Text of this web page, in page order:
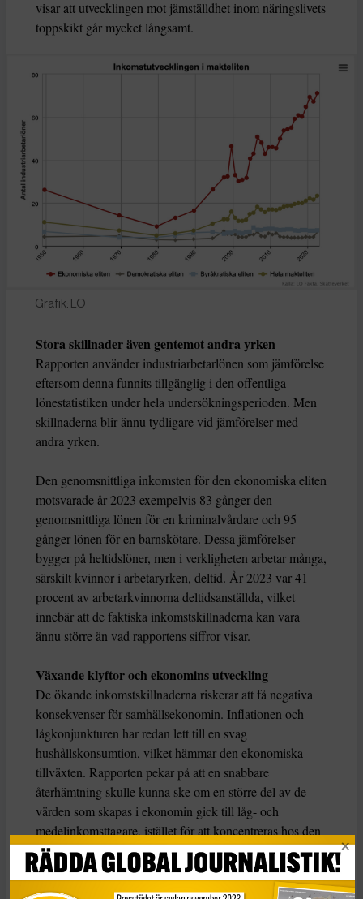
visar att utvecklingen mot jämställdhet inom näringslivets
toppskikt går mycket långsamt.
Grafik: LO
Stora skillnader även gentemot andra yrken
Rapporten använder industriarbetarlönen som jämförelse
eftersom denna funnits tillgänglig i den offentliga
lönestatistiken under hela undersökningsperioden. Men
skillnaderna blir ännu tydligare vid jämförelser med
andra yrken.
Den genomsnittliga inkomsten för den ekonomiska eliten
motsvarade år 2023 exempelvis 83 gånger den
genomsnittliga lönen för en kriminalvårdare och 95
gånger lönen för en barnskötare. Dessa jämförelser
bygger på heltidslöner, men i verkligheten arbetar många,
särskilt kvinnor i arbetaryrken, deltid. År 2023 var 41
procent av arbetarkvinnorna deltidsanställda, vilket
innebär att de faktiska inkomstskillnaderna kan vara
ännu större än vad rapportens siffror visar.
Växande klyftor och ekonomins utveckling
De ökande inkomstskillnaderna riskerar att få negativa
konsekvenser för samhällsekonomin. Inflationen och
lågkonjunkturen har redan lett till en svag
hushållskonsumtion, vilket hämmar den ekonomiska
tillväxten. Rapporten pekar på att en snabbare
återhämtning skulle kunna ske om en större del av de
värden som skapas i ekonomin gick till låg- och
medelinkomsttagare, istället för att koncentreras hos den
ekonomiska eliten.
– När svenska företagsledare nu hävdar att det inte finns